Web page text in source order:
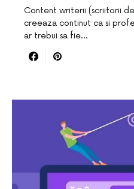
Content writerii (scriitorii
creeaza continut ca si
ar trebui sa fie…